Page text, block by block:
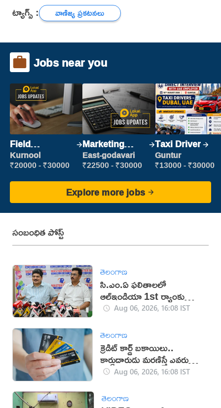
ట్యాగ్స్ : వాణిజ్య ప్రకటనలు
Jobs near you
Field
Marketing
Executive
Kurnool
₹20000 - ₹30000
Marketing
Executive
East-godavari
₹22500 - ₹30000
Taxi Driver
Guntur
₹13000 - ₹30000
Explore more jobs
సంబంధిత పోస్ట్
తెలంగాణ
సి.ఎం.ఏ ఫలితాలలో
ఆల్ఇండియా 1st ర్యాంకు
సాధించిన మాస్టర్‌మైండ్స్
Aug 06, 2026, 16:08 IST
తెలంగాణ
క్రెడిట్ కార్డ్ బకాయిలు..
కార్డుదారుడు మరణిస్తే ఎవరు
చెల్లిస్తారు?
Aug 06, 2026, 16:08 IST
తెలంగాణ